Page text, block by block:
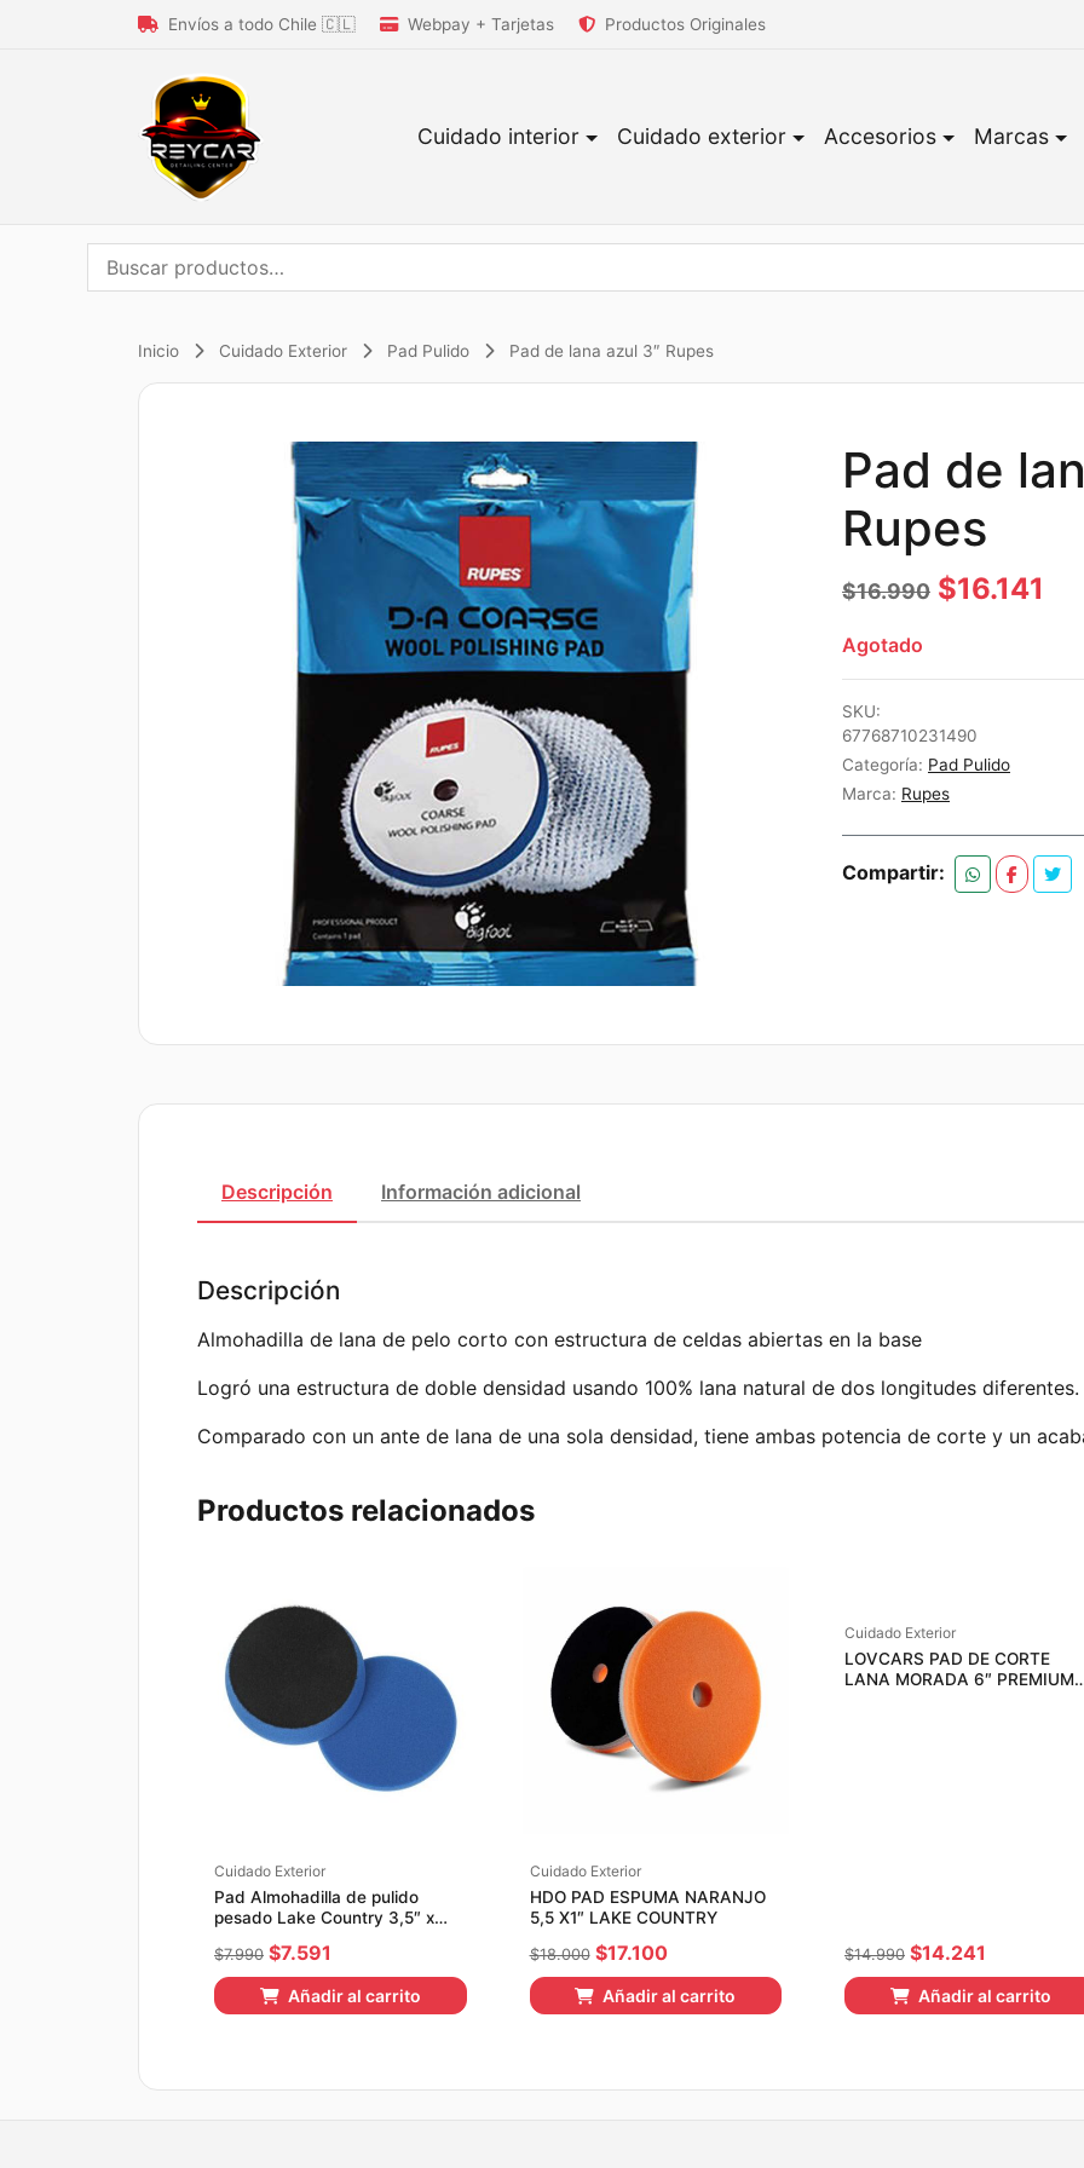
Envíos a todo Chile 🇨🇱 Webpay + Tarjetas Productos Originales
Cuidado interior Cuidado exterior Accesorios Marcas
Buscar
por:
Inicio Cuidado Exterior Pad Pulido Pad de lana azul 3″ Rupes
Pad de
Rupes
$16.990 El
original
$16.990.
$16.141
Agotado
SKU:
67768710231490
Categoría: Pad Pulido
Marca: Rupes
Compartir:
Descripción Información adicional
Descripción
Almohadilla de lana de pelo corto con estructura de celdas abiertas en la base
Logró una estructura de doble densidad usando 100% lana natural de dos longitudes diferentes.
Comparado con un ante de lana de una sola densidad, tiene ambas potencia de corte y un
Productos relacionados
Cuidado Exterior
Pad Almohadilla de pulido
pesado Lake Country 3,5″ x
$7.990 El
precio
original
$7.591
precio
actual
Añadir al carrito
Cuidado Exterior
HDO PAD ESPUMA NARANJO
5,5 X1″ LAKE COUNTRY
$18.000 El
precio
original
$17.100El
precio
actual
Añadir al carrito
Cuidado Exterior
LOVCARS PAD DE CORTE
LANA MORADA 6″ PREMIUM
$14.990 El
precio
original
$14.241
precio
actual
Añadir al carrito